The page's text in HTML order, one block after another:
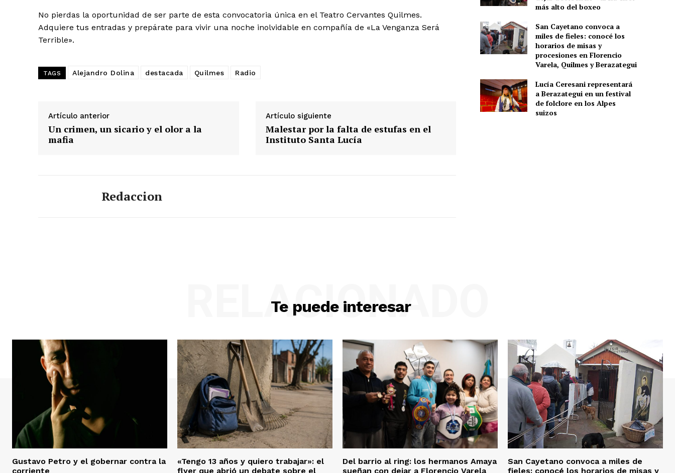
No pierdas la oportunidad de ser parte de esta convocatoria única en el Teatro Cervantes Quilmes.
Adquiere tus entradas y prepárate para vivir una noche inolvidable en compañía de «La Venganza Será
Terrible».
TAGS Alejandro Dolina destacada Quilmes Radio
Artículo anterior
Un crimen, un sicario y el olor a la
mafia
Artículo siguiente
Malestar por la falta de estufas en el
Instituto Santa Lucía
Redaccion
más alto del boxeo
San Cayetano convoca a
miles de fieles: conocé los
horarios de misas y
procesiones en Florencio
Varela, Quilmes y Berazategui
Lucía Ceresani representará
a Berazategui en un festival
de folclore en los Alpes
suizos
Te puede interesar
RELACIONADO
Gustavo Petro y el gobernar contra la
corriente
«Tengo 13 años y quiero trabajar»: el
flyer que abrió un debate sobre el
Del barrio al ring: los hermanos Amaya
sueñan con dejar a Florencio Varela
San Cayetano convoca a miles de
fieles: conocé los horarios de misas y